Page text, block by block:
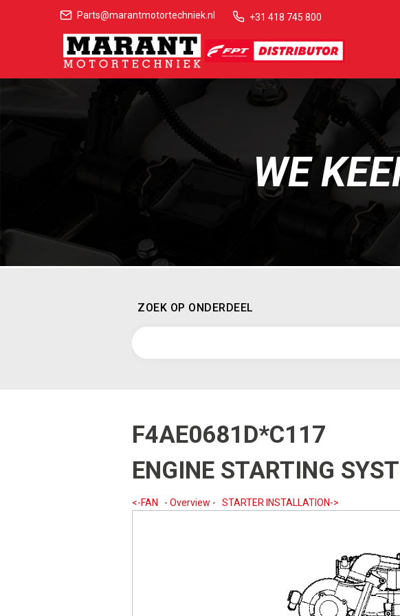
Parts@marantmotortechniek.nl +31 418 745 800
WE
ZOEK OP ONDERDEEL
F4AE0681D*C117
ENGINE STARTING
<-FAN - Overview - STARTER INSTALLATION->